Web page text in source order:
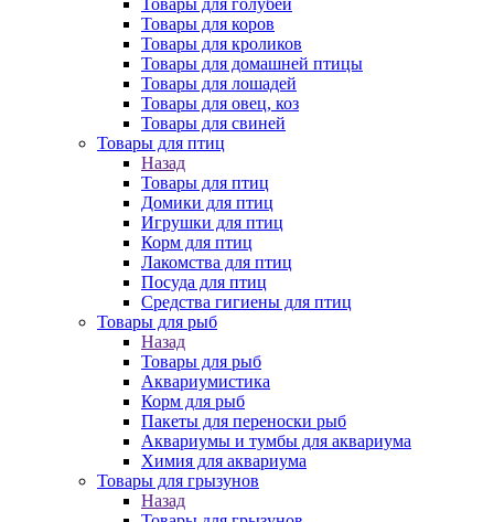
Товары для голубей
Товары для коров
Товары для кроликов
Товары для домашней птицы
Товары для лошадей
Товары для овец, коз
Товары для свиней
Товары для птиц
Назад
Товары для птиц
Домики для птиц
Игрушки для птиц
Корм для птиц
Лакомства для птиц
Посуда для птиц
Средства гигиены для птиц
Товары для рыб
Назад
Товары для рыб
Аквариумистика
Корм для рыб
Пакеты для переноски рыб
Аквариумы и тумбы для аквариума
Химия для аквариума
Товары для грызунов
Назад